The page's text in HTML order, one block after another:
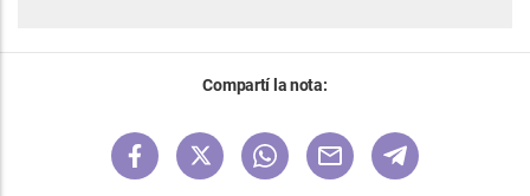
Compartí la nota: